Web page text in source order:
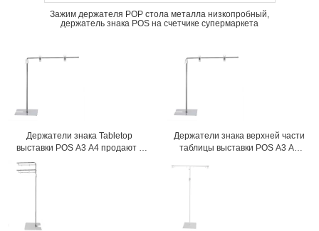
Зажим держателя POP стола металла низкопробный,
держатель знака POS на счетчике супермаркета
Держатели знака Tabletop
выставки POS A3 A4 продают в
розницу, 300-500mm регулируют
Держатели знака верхней части
таблицы выставки POS A3 A4